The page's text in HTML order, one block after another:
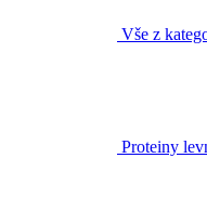
Vše z
Proteiny